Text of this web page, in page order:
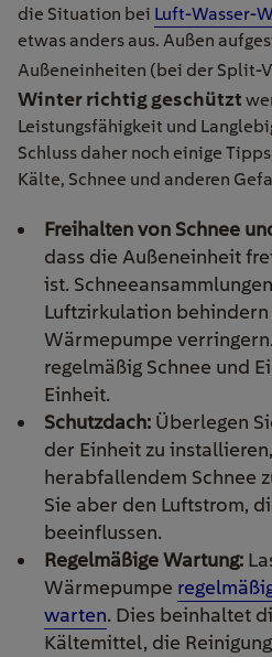
die Situation bei Luft-Wasser-
etwas anders aus. Außen
Außeneinheiten (bei der Split-
Winter richtig geschützt
Leistungsfähigkeit und
Schluss daher noch einige
Kälte, Schnee und anderen
Freihalten von Schnee
dass die Außeneinheit
ist.
Luftzirkulation
Wärmepumpe
regelmäßig Schnee und
Einheit.
Schutzdach: Überlegen
der Einheit zu
herabfallendem Schnee
Sie aber den Luftstrom,
beeinflussen.
Regelmäßige Wartung:
Wärmepumpe
warten. Dies beinhaltet
Kältemittel, die